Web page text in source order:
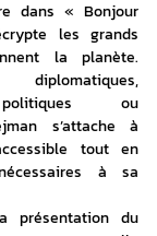
dans « Bonjour
les grands
la planète.
politiques ou
s’attache à
tout en
à sa
présentation du